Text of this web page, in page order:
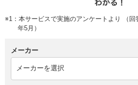
※1：本サービスで実施のアンケートより （回
年5月）
メーカー